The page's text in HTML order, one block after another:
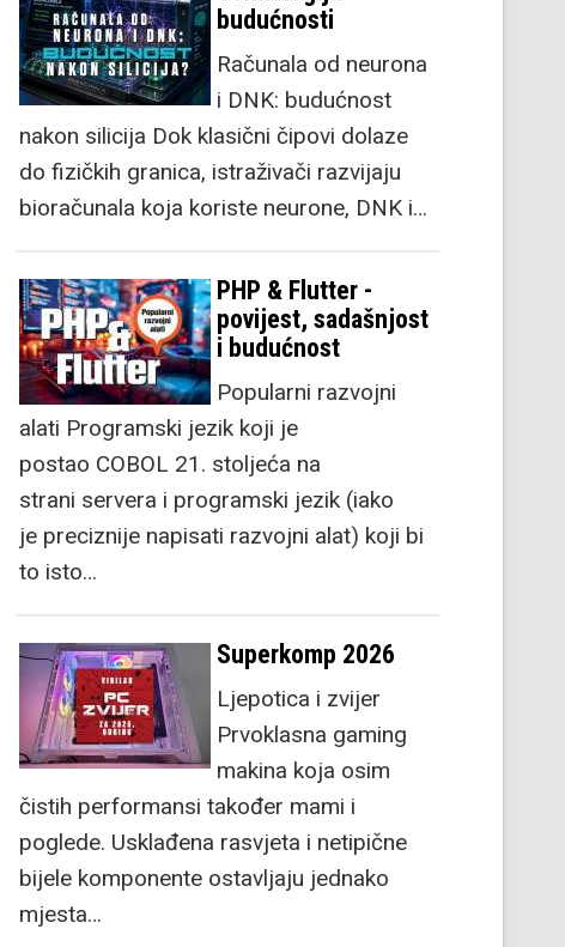
budućnosti
Računala od neurona
i DNK: budućnost
nakon silicija Dok klasični čipovi dolaze
do fizičkih granica, istraživači razvijaju
bioračunala koja koriste neurone, DNK i…
PHP & Flutter -
povijest, sadašnjost
i budućnost
Popularni razvojni
alati Programski jezik koji je
postao COBOL 21. stoljeća na
strani servera i programski jezik (iako
je preciznije napisati razvojni alat) koji bi
to isto…
Superkomp 2026
Ljepotica i zvijer
Prvoklasna gaming
makina koja osim
čistih performansi također mami i
poglede. Usklađena rasvjeta i netipične
bijele komponente ostavljaju jednako
mjesta…